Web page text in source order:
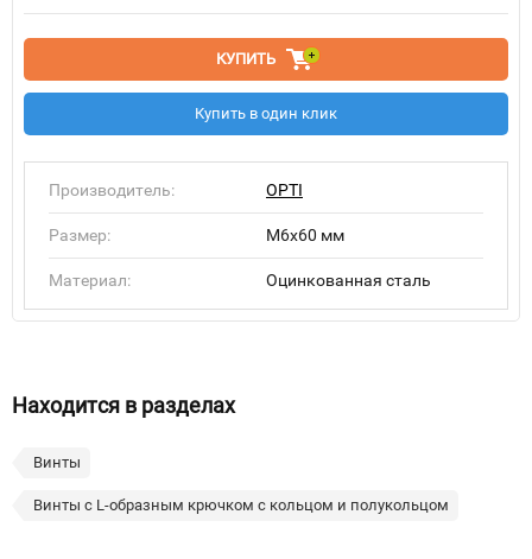
КУПИТЬ
Купить в один клик
Производитель: OPTI
Размер: M6x60 мм
Материал: Оцинкованная сталь
Находится в разделах
Винты
Винты с L-образным крючком с кольцом и полукольцом